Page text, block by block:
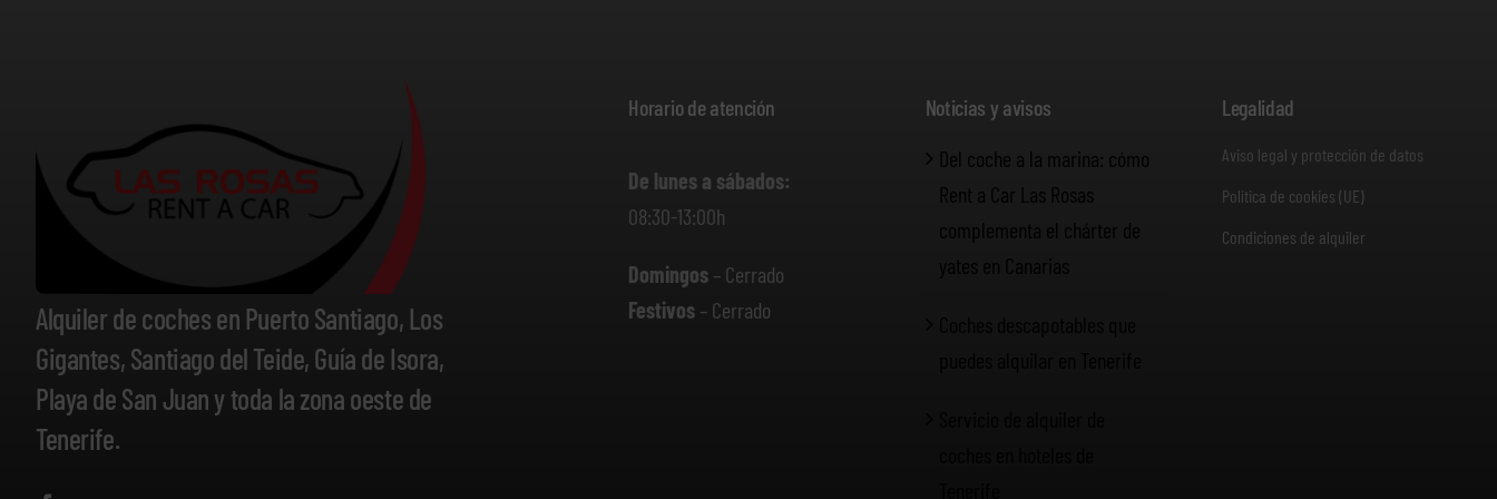
Alquiler de coches en Puerto Santiago, Los
Gigantes, Santiago del Teide, Guía de Isora,
Playa de San Juan y toda la zona oeste de
Tenerife.
Horario de atención
De lunes a sábados:
08:30-13:00h
Domingos – Cerrado
Festivos – Cerrado
Noticias y avisos
Del coche a la marina: cómo
Rent a Car Las Rosas
complementa el chárter de
Legalidad
Aviso legal y protección de datos
Política de cookies (UE)
Condiciones de alquiler